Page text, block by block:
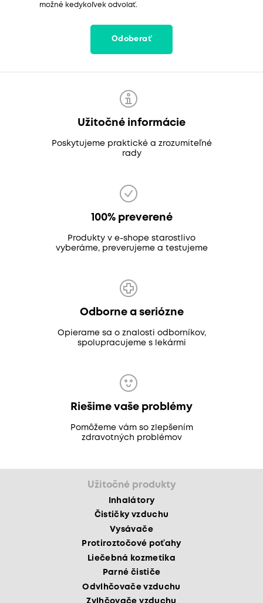
možné kedykoľvek odvolať.
Odoberať
Užitočné informácie
Poskytujeme praktické a zrozumiteľné
rady
100% preverené
Produkty v e-shope starostlivo
vyberáme, preverujeme a testujeme
Odborne a seriózne
Opierame sa o znalosti odborníkov,
spolupracujeme s lekármi
Riešime vaše problémy
Pomôžeme vám so zlepšením
zdravotných problémov
Užitočné produkty
Inhalátory
Čističky vzduchu
Vysávače
Protiroztočové poťahy
Liečebná kozmetika
Parné čističe
Odvlhčovače vzduchu
Zvlhčovače vzduchu